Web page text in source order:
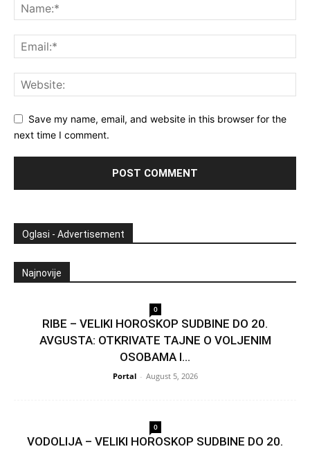
Save my name, email, and website in this browser for the
next time I comment.
Oglasi - Advertisement
Najnovije
0
RIBE – VELIKI HOROSKOP SUDBINE DO 20.
AVGUSTA: OTKRIVATE TAJNE O VOLJENIM
OSOBAMA I...
Portal - August 5, 2026
0
VODOLIJA – VELIKI HOROSKOP SUDBINE DO 20.